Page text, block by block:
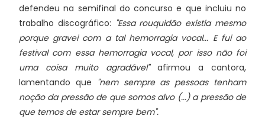
defendeu na semifinal do concurso e que incluiu no
trabalho discográfico: "Essa rouquidão existia mesmo
porque gravei com a tal hemorragia vocal... E fui ao
festival com essa hemorragia vocal, por isso não foi
uma coisa muito agradável"afirmou a cantora,
lamentando que "nem sempre as pessoas tenham
noção da pressão de que somos alvo (...) a pressão de
que temos de estar sempre bem".